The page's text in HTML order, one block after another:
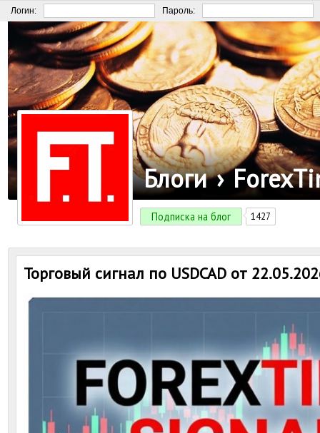
Логин: Пароль:
Блоги ›
Подписка на блог 1427
Торговый сигнал по USDCAD от